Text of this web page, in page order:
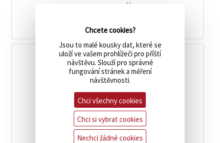
516 Kč
koupit
zobrazit
detail
Chcete cookies?
Jsou to malé kousky dat, které se
uloží ve vašem prohlížeči pro příští
návštěvu. Slouží pro správné
fungování stránek a měření
návštěvnosti.
Chci všechny cookies
Chci si vybrat cookies
Nechci žádné cookies